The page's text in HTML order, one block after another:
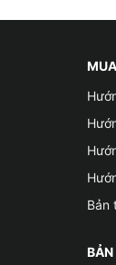
cho xe
Bản
BẢN